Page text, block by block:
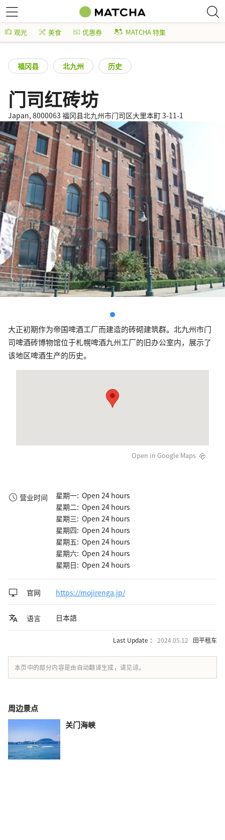
观光 美食 优惠券 MATCHA 特集
福冈县 北九州 历史
门司红砖坊
Japan, 8000063 福冈县北九州市门司区大里本町 3-11-1
大正初期作为帝国啤酒工厂而建造的砖砌建筑群。北九州市门
司啤酒砖博物馆位于札幌啤酒九州工厂的旧办公室内，展示了
该地区啤酒生产的历史。
Open in Google Maps
营业时间
星期一: Open 24 hours
星期二: Open 24 hours
星期三: Open 24 hours
星期四: Open 24 hours
星期五: Open 24 hours
星期六: Open 24 hours
星期日: Open 24 hours
官网 https://mojirenga.jp/
语言 日本語
Last Update ： 2024.05.12 田平租车
本页中的部分内容是由自动翻译生成，请见谅。
周边景点
关门海峡